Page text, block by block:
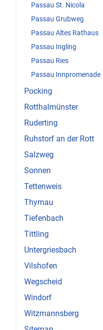
Passau St. Nicola
Passau Grubweg
Passau Altes Rathaus
Passau Ingling
Passau Ries
Passau Innpromenade
Pocking
Rotthalmünster
Ruderting
Ruhstorf an der Rott
Salzweg
Sonnen
Tettenweis
Thyrnau
Tiefenbach
Tittling
Untergriesbach
Vilshofen
Wegscheid
Windorf
Witzmannsberg